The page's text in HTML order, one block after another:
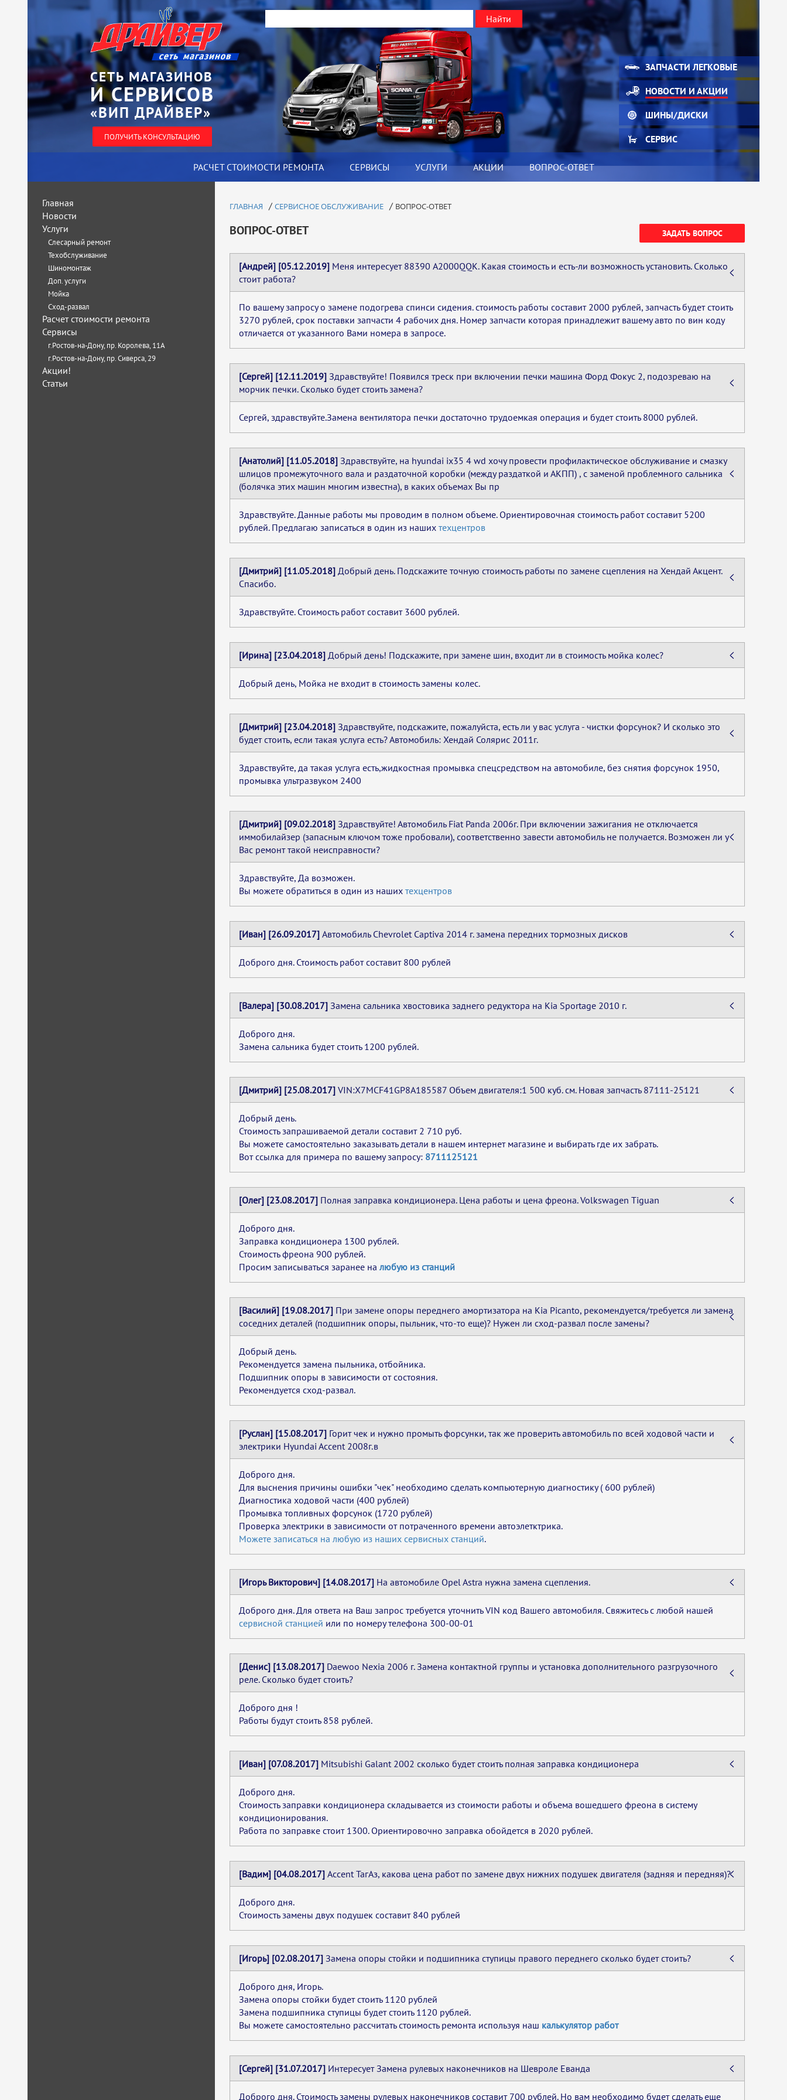
СЕТЬ МАГАЗИНОВ
И СЕРВИСОВ
«ВИП ДРАЙВЕР»
ПОЛУЧИТЬ КОНСУЛЬТАЦИЮ
ЗАПЧАСТИ ЛЕГКОВЫЕ
НОВОСТИ И АКЦИИ
ШИНЫ/ДИСКИ
СЕРВИС
РАСЧЕТ СТОИМОСТИ РЕМОНТА СЕРВИСЫ УСЛУГИ АКЦИИ ВОПРОС-ОТВЕТ
Главная
Новости
Услуги
Слесарный ремонт
Техобслуживание
Шиномонтаж
Доп. услуги
Мойка
Сход-развал
Расчет стоимости ремонта
Сервисы
г.Ростов-на-Дону, пр. Королева, 11А
г.Ростов-на-Дону, пр. Сиверса, 29
Акции!
Статьи
ГЛАВНАЯ / СЕРВИСНОЕ ОБСЛУЖИВАНИЕ / ВОПРОС-ОТВЕТ
ВОПРОС-ОТВЕТ ЗАДАТЬ ВОПРОС
[Андрей] [05.12.2019] Меня интересует 88390 A2000QQK. Какая стоимость и есть-ли возможность установить. Сколько
стоит работа?
По вашему запросу о замене подогрева спинси сидения. стоимость работы составит 2000 рублей, запчасть будет стоить
3270 рублей, срок поставки запчасти 4 рабочих дня. Номер запчасти которая принадлежит вашему авто по вин коду
отличается от указанного Вами номера в запросе.
[Сергей] [12.11.2019] Здравствуйте! Появился треск при включении печки машина Форд Фокус 2, подозреваю на
морчик печки. Сколько будет стоить замена?
Сергей, здравствуйте.Замена вентилятора печки достаточно трудоемкая операция и будет стоить 8000 рублей.
[Анатолий] [11.05.2018] Здравствуйте, на hyundai ix35 4 wd хочу провести профилактическое обслуживание и смазку
шлицов промежуточного вала и раздаточной коробки (между раздаткой и АКПП) , с заменой проблемного сальника
(болячка этих машин многим известна), в каких объемах Вы пр
Здравствуйте. Данные работы мы проводим в полном объеме. Ориентировочная стоимость работ составит 5200
рублей. Предлагаю записаться в один из наших техцентров
[Дмитрий] [11.05.2018] Добрый день. Подскажите точную стоимость работы по замене сцепления на Хендай Акцент.
Спасибо.
Здравствуйте. Стоимость работ составит 3600 рублей.
[Ирина] [23.04.2018] Добрый день! Подскажите, при замене шин, входит ли в стоимость мойка колес?
Добрый день, Мойка не входит в стоимость замены колес.
[Дмитрий] [23.04.2018] Здравствуйте, подскажите, пожалуйста, есть ли у вас услуга - чистки форсунок? И сколько это
будет стоить, если такая услуга есть? Автомобиль: Хендай Солярис 2011г.
Здравствуйте, да такая услуга есть,жидкостная промывка спецсредством на автомобиле, без снятия форсунок 1950,
промывка ультразвуком 2400
[Дмитрий] [09.02.2018] Здравствуйте! Автомобиль Fiat Panda 2006г. При включении зажигания не отключается
иммобилайзер (запасным ключом тоже пробовали), соответственно завести автомобиль не получается. Возможен ли у
Вас ремонт такой неисправности?
Здравствуйте, Да возможен.
Вы можете обратиться в один из наших техцентров
[Иван] [26.09.2017] Автомобиль Chevrolet Captiva 2014 г. замена передних тормозных дисков
Доброго дня. Стоимость работ составит 800 рублей
[Валера] [30.08.2017] Замена сальника хвостовика заднего редуктора на Kia Sportage 2010 г.
Доброго дня.
Замена сальника будет стоить 1200 рублей.
[Дмитрий] [25.08.2017] VIN:X7MCF41GP8A185587 Объем двигателя:1 500 куб. см. Новая запчасть 87111-25121
Добрый день.
Стоимость запрашиваемой детали составит 2 710 руб.
Вы можете самостоятельно заказывать детали в нашем интернет магазине и выбирать где их забрать.
Вот ссылка для примера по вашему запросу: 8711125121
[Олег] [23.08.2017] Полная заправка кондиционера. Цена работы и цена фреона. Volkswagen Tiguan
Доброго дня.
Заправка кондиционера 1300 рублей.
Стоимость фреона 900 рублей.
Просим записываться заранее на любую из станций
[Василий] [19.08.2017] При замене опоры переднего амортизатора на Kia Picanto, рекомендуется/требуется ли замена
соседних деталей (подшипник опоры, пыльник, что-то еще)? Нужен ли сход-развал после замены?
Добрый день.
Рекомендуется замена пыльника, отбойника.
Подшипник опоры в зависимости от состояния.
Рекомендуется сход-развал.
[Руслан] [15.08.2017] Горит чек и нужно промыть форсунки, так же проверить автомобиль по всей ходовой части и
электрики Hyundai Accent 2008г.в
Доброго дня.
Для выснения причины ошибки "чек" необходимо сделать компьютерную диагностику ( 600 рублей)
Диагностика ходовой части (400 рублей)
Промывка топливных форсунок (1720 рублей)
Проверка электрики в зависимости от потраченного времени автоэлетктрика.
Можете записаться на любую из наших сервисных станций.
[Игорь Викторович] [14.08.2017] На автомобиле Opel Astra нужна замена сцепления.
Доброго дня. Для ответа на Ваш запрос требуется уточнить VIN код Вашего автомобиля. Свяжитесь с любой нашей
сервисной станцией или по номеру телефона 300-00-01
[Денис] [13.08.2017] Daewoo Nexia 2006 г. Замена контактной группы и установка дополнительного разгрузочного
реле. Сколько будет стоить?
Доброго дня !
Работы будут стоить 858 рублей.
[Иван] [07.08.2017] Mitsubishi Galant 2002 сколько будет стоить полная заправка кондиционера
Доброго дня.
Стоимость заправки кондиционера складывается из стоимости работы и объема вошедшего фреона в систему
кондиционирования.
Работа по заправке стоит 1300. Ориентировочно заправка обойдется в 2020 рублей.
[Вадим] [04.08.2017] Accent ТагАз, какова цена работ по замене двух нижних подушек двигателя (задняя и передняя)?
Доброго дня.
Стоимость замены двух подушек составит 840 рублей
[Игорь] [02.08.2017] Замена опоры стойки и подшипника ступицы правого переднего сколько будет стоить?
Доброго дня, Игорь.
Замена опоры стойки будет стоить 1120 рублей
Замена подшипника ступицы будет стоить 1120 рублей.
Вы можете самостоятельно рассчитать стоимость ремонта используя наш калькулятор работ
[Сергей] [31.07.2017] Интересует Замена рулевых наконечников на Шевроле Еванда
Доброго дня. Стоимость замены рулевых наконечников составит 700 рублей. Но вам необходимо будет сделать еще